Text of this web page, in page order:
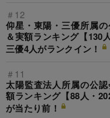
＃12
仰星・東陽・三優所属
＆実額ランキング【130
三優4人がランクイン！
＃11
太陽監査法人所属の公
額ランキング【88人・
が当たり前！